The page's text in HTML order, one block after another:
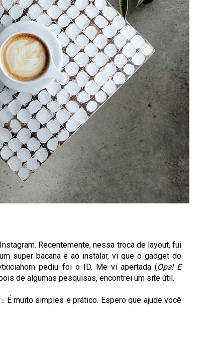
Recentemente, nessa troca de layout, fui
super bacana e ao instalar, vi que o gadget do
pediu foi o ID. Me vi apertada (Ops! E
de algumas pesquisas, encontrei um site útil.
. É muito simples e prático. Espero que ajude você